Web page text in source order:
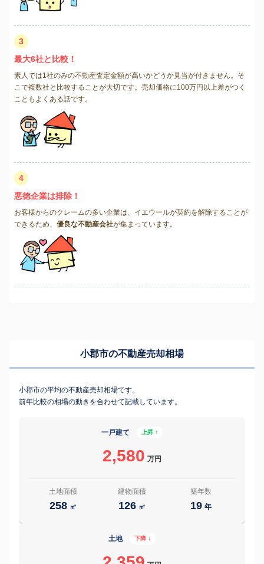
3
最大6社と比較！
素人では1社のみの不動産査定金額が高いかどうか見当が付きません。そ
こで複数社と比較することが大切です。売却価格に100万円以上差がつく
こともよくある話です。
4
悪徳企業は排除！
お客様からのクレームの多い企業は、イエウールが契約を解除することが
できるため、 優良な不動産会社が集まっています。
小郡市の不動産売却相場
小郡市の平均の不動産売却相場です。
前年比較の相場の動きを合わせて記載しています。
一戸建て 上昇 ↑
2,580 万円
土地面積
258 ㎡
建物面積
126 ㎡
築年数
19 年
土地 下降 ↓